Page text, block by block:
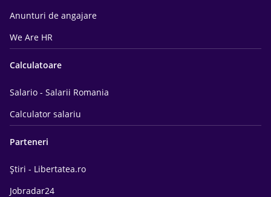
Anunturi de angajare
We Are HR
Calculatoare
Salario - Salarii Romania
Calculator salariu
Parteneri
Știri - Libertatea.ro
Jobradar24